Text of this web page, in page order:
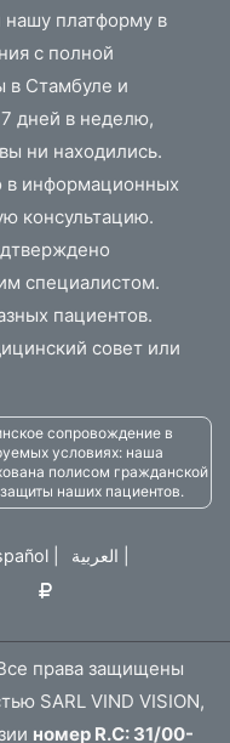
нашу платформу в
с полной
в Стамбуле и
дней в неделю,
ни находились.
в информационных
консультацию.
специалистом.
пациентов.
совет или
сопровождение в
условиях: наша
полисом гражданской
наших пациентов.
العربية
права защищены
SARL VIND VISION,
номер R.C: 31/00-